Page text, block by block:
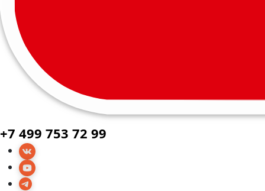
+7 499 753 72 99